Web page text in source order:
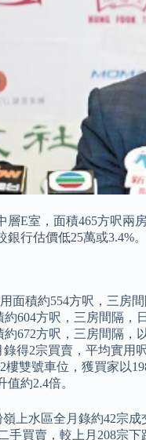
E室，面積465方呎
行估價低25萬或
積約554方呎，三房
604方呎，三房間隔
672方呎，三房間隔
得2宗買賣，平均實用
雙號車位，獲買家以
約2.4倍。
上水區全月錄約42宗
手買賣，較上月208宗